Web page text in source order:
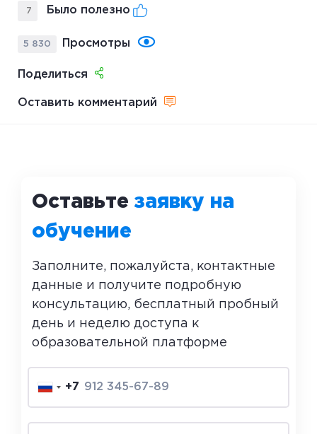
7 Было полезно
5 830 Просмотры
Поделиться
Оставить комментарий
Оставьтезаявку на
обучение
Заполните, пожалуйста, контактные
данные и получите подробную
консультацию, бесплатный пробный
день и неделю доступа к
образовательной платформе
+7